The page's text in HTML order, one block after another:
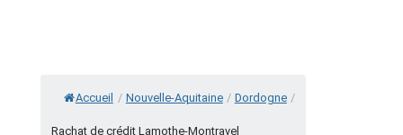
Accueil / Nouvelle-Aquitaine / Dordogne /
Rachat de crédit Lamothe-Montravel